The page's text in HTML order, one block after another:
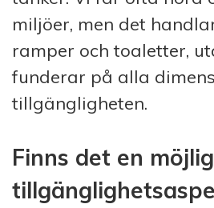
miljöer, men det
ramper och toaletter,
funderar på alla
tillgängligheten.
Finns det en